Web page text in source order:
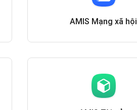
AMIS Mạng xã hội